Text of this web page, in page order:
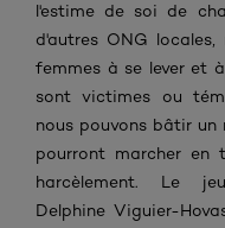
l'estime de soi de
d'autres ONG
femmes à se lever et
sont victimes ou
nous pouvons bâtir un
pourront marcher en
harcèlement. Le
Delphine Viguier-